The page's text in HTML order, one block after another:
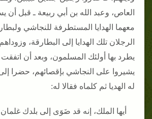
العاص، وعبد الله بن أبي ربيعة ـ قبل أن
معهما الهدايا المستطرفة للنجاشي
الرجلان تلك الهدايا إلى البطارقة،
يطرد بها أولئك المسلمون، وبعد أن
يشيروا على النجاشي بإقصائهم، حضرا
له الهديا ثم كلماه فقالا له‏:‏
أيها الملك، إنه قد ضَوَى إلى بلدك